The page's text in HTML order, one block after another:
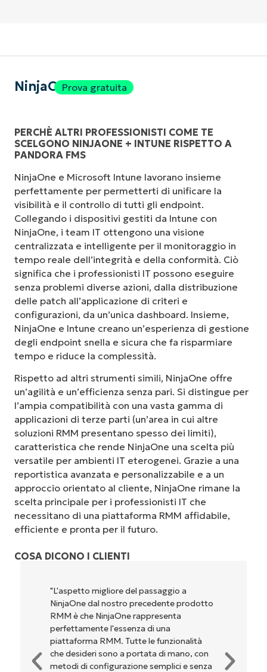
NinjaOneProva gratuita
PERCHÈ ALTRI PROFESSIONISTI COME TE
SCELGONO NINJAONE + INTUNE RISPETTO A
PANDORA FMS
NinjaOne e Microsoft Intune lavorano insieme
perfettamente per permetterti di unificare la
visibilità e il controllo di tutti gli endpoint.
Collegando i dispositivi gestiti da Intune con
NinjaOne, i team IT ottengono una visione
centralizzata e intelligente per il monitoraggio in
tempo reale dell’integrità e della conformità. Ciò
significa che i professionisti IT possono eseguire
senza problemi diverse azioni, dalla distribuzione
delle patch all’applicazione di criteri e
configurazioni, da un’unica dashboard. Insieme,
NinjaOne e Intune creano un’esperienza di gestione
degli endpoint snella e sicura che fa risparmiare
tempo e riduce la complessità.
Rispetto ad altri strumenti simili, NinjaOne offre
un’agilità e un’efficienza senza pari. Si distingue per
l’ampia compatibilità con una vasta gamma di
applicazioni di terze parti (un’area in cui altre
soluzioni RMM presentano spesso dei limiti),
caratteristica che rende NinjaOne una scelta più
versatile per ambienti IT eterogenei. Grazie a una
reportistica avanzata e personalizzabile e a un
approccio orientato al cliente, NinjaOne rimane la
scelta principale per i professionisti IT che
necessitano di una piattaforma RMM affidabile,
efficiente e pronta per il futuro.
COSA DICONO I CLIENTI
"NinjaOne è incredibilmente facile da usare,
perché unisce un’interfaccia fluida a
potenti funzionalità di back-end. La
configurazione e la gestione
dell'interfaccia non sono affatto
complicate. Tutte le opzioni e gli strumenti
sono indicati chiaramente e sono intuitivi, e